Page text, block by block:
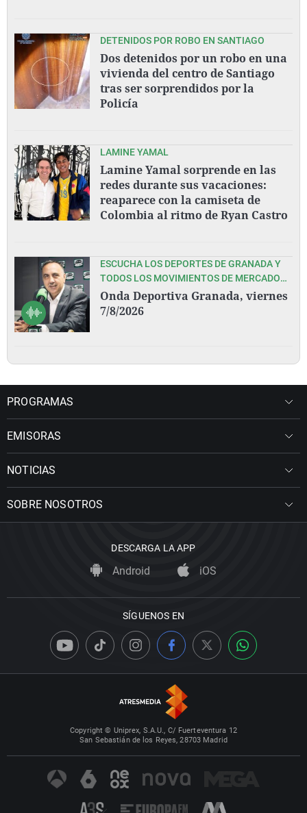
DETENIDOS POR ROBO EN SANTIAGO
Dos detenidos por un robo en una
vivienda del centro de Santiago
tras ser sorprendidos por la
Policía
LAMINE YAMAL
Lamine Yamal sorprende en las
redes durante sus vacaciones:
reaparece con la camiseta de
Colombia al ritmo de Ryan Castro
ESCUCHA LOS DEPORTES DE GRANADA Y
TODOS LOS MOVIMIENTOS DE MERCADO
EN ESTA PRETEMPORADA DEL GRANADA
CF, CON PEDRO LARA Y TODO SU EQUIPO
Onda Deportiva Granada, viernes
7/8/2026
PROGRAMAS
EMISORAS
NOTICIAS
SOBRE NOSOTROS
DESCARGA LA APP
Android iOS
SÍGUENOS EN
Copyright © Uniprex, S.A.U., C/ Fuerteventura 12
San Sebastián de los Reyes, 28703 Madrid